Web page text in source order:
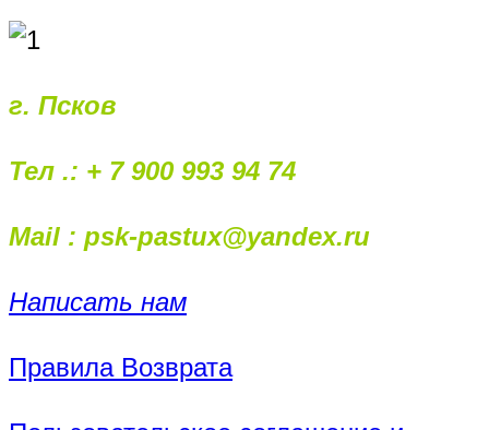
г. Псков
Тел .: + 7 900 993 94 74
Mail : psk-pastux@yandex.ru
Написать нам
Правила Возврата